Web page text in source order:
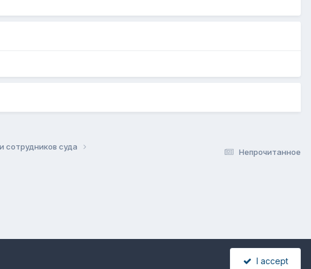
Непрочитанное
сотрудников суда
I accept